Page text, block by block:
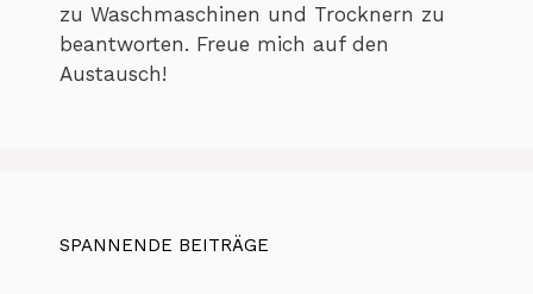
zu Waschmaschinen und Trocknern zu
beantworten. Freue mich auf den
Austausch!
SPANNENDE BEITRÄGE